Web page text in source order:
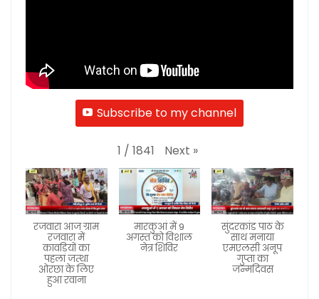
Subscribe to my channel
1 / 1841 Next »
रजवारा आज ग्राम
रजवारा में
कावड़ियों का
पहला जत्था
ओरछा के लिए
हुआ रवाना
मारकुआं में 9
अगस्त को विशाल
नेत्र शिविर
सुंदरकांड पाठ के
साथ मनाया
एमएलसी अनूप
गुप्ता का
जन्मदिवस